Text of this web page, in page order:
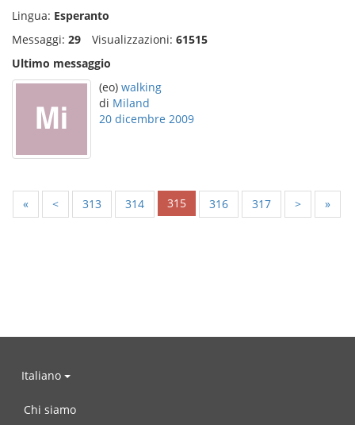
Lingua: Esperanto
Messaggi: 29 Visualizzazioni: 61515
Ultimo messaggio
(eo) walking
di Miland
20 dicembre 2009
« < 313 314 315 316 317 > »
Italiano
Chi siamo